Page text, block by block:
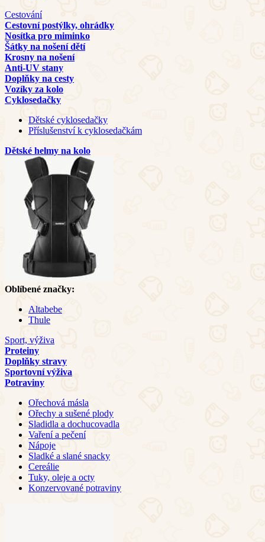
Cestování
Cestovní postýlky, ohrádky
Nosítka pro miminko
Šátky na nošení dětí
Krosny na nošení
Anti-UV stany
Doplňky na cesty
Vozíky za kolo
Cyklosedačky
Dětské cyklosedačky
Příslušenství k cyklosedačkám
Dětské helmy na kolo
Oblíbené značky:
Altabebe
Thule
Sport, výživa
Proteiny
Doplňky stravy
Sportovní výživa
Potraviny
Ořechová másla
Ořechy a sušené plody
Sladidla a dochucovadla
Vaření a pečení
Nápoje
Sladké a slané snacky
Cereálie
Tuky, oleje a octy
Konzervované potraviny